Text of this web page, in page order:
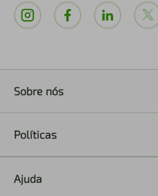
Sobre nós
Políticas
Ajuda